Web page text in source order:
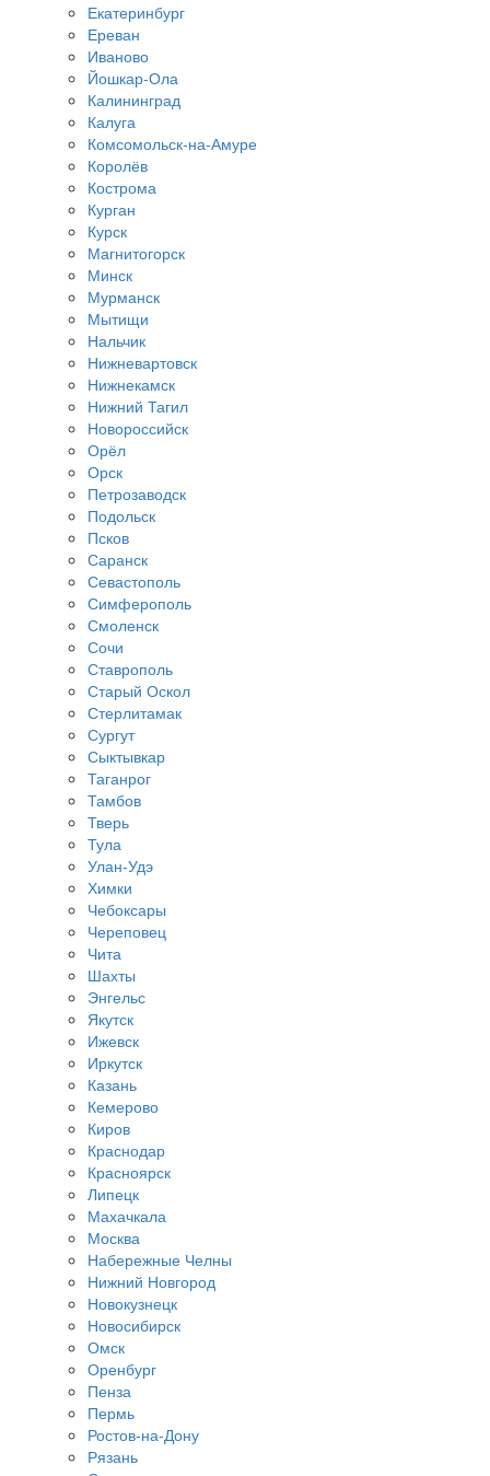
Екатеринбург
Ереван
Иваново
Йошкар-Ола
Калининград
Калуга
Комсомольск-на-Амуре
Королёв
Кострома
Курган
Курск
Магнитогорск
Минск
Мурманск
Мытищи
Нальчик
Нижневартовск
Нижнекамск
Нижний Тагил
Новороссийск
Орёл
Орск
Петрозаводск
Подольск
Псков
Саранск
Севастополь
Симферополь
Смоленск
Сочи
Ставрополь
Старый Оскол
Стерлитамак
Сургут
Сыктывкар
Таганрог
Тамбов
Тверь
Тула
Улан-Удэ
Химки
Чебоксары
Череповец
Чита
Шахты
Энгельс
Якутск
Ижевск
Иркутск
Казань
Кемерово
Киров
Краснодар
Красноярск
Липецк
Махачкала
Москва
Набережные Челны
Нижний Новгород
Новокузнецк
Новосибирск
Омск
Оренбург
Пенза
Пермь
Ростов-на-Дону
Рязань